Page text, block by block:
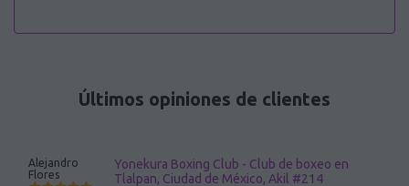
Últimos opiniones de clientes
Alejandro
Flores
Yonekura Boxing Club - Club de boxeo en
Tlalpan, Ciudad de México, Akil #214